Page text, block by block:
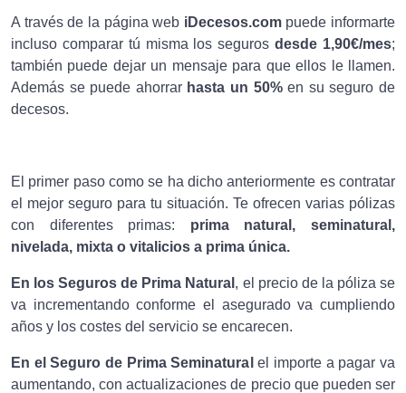
A través de la página web iDecesos.compuede informarte
incluso comparar tú misma los seguros desde 1,90€/mes;
también puede dejar un mensaje para que ellos le llamen.
Además se puede ahorrarhasta un 50%en su seguro de
decesos.
El primer paso como se ha dicho anteriormente es contratar
el mejor seguro para tu situación. Te ofrecen varias pólizas
con diferentes primas: prima natural, seminatural,
nivelada, mixta o vitalicios a prima única.
En los Seguros de Prima Natural , el precio de la póliza se
va incrementando conforme el asegurado va cumpliendo
años y los costes del servicio se encarecen.
En el Seguro de Prima Seminatural el importe a pagar va
aumentando, con actualizaciones de precio que pueden ser